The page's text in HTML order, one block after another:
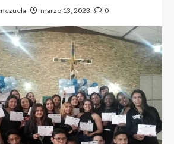
marzo 13, 2023 0